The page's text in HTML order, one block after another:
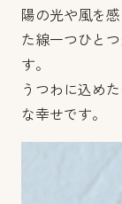
陽の光や風を
た線一つひと
す。
うつわに込め
な幸せです。